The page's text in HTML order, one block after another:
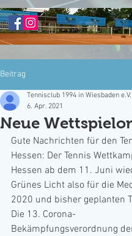
Beitrag
Neue
Tennisclub 1994 in Wiesbaden e.V.
6. Apr. 2021
Gute Nachrichten für den
Hessen: Der Tennis
Hessen ab dem 11. Juni
Grünes Licht also für die
2020 und bisher geplanten
Die 13. Corona-
Bekämpfungsverordnung